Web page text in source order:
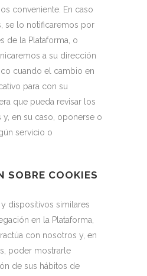
conveniente. En caso
se lo notificaremos por
de la Plataforma, o
a su dirección
cuando el cambio en
para con su
que pueda revisar los
en su caso, oponerse o
servicio o
SOBRE COOKIES
dispositivos similares
en la Plataforma,
con nosotros y, en
poder mostrarle
de sus hábitos de